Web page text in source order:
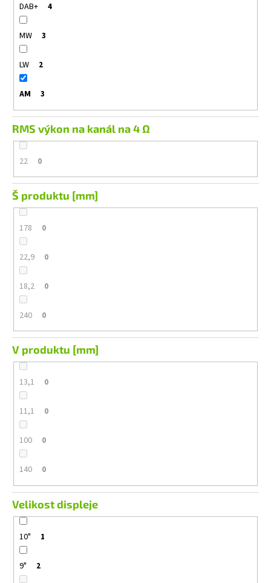
DAB+ 4
MW 3
LW 2
AM 3
RMS výkon na kanál na 4 Ω
22 0
Š produktu [mm]
178 0
22,9 0
18,2 0
240 0
V produktu [mm]
13,1 0
11,1 0
100 0
140 0
Velikost displeje
10" 1
9" 2